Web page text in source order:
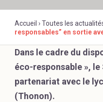
Accueil ›Toutes les
responsables” en sortie
Dans le cadre du
éco-responsable », le
partenariat avec le
(Thonon).